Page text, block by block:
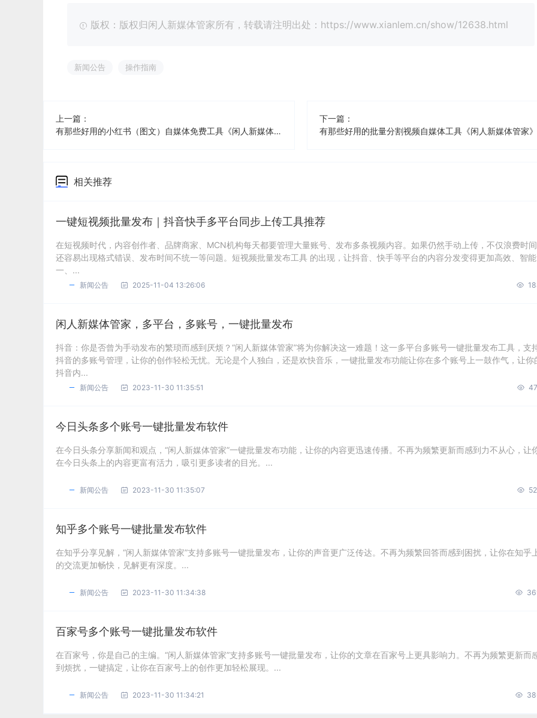
版权：版权归闲人新媒体管家所有，转载请注明出处：https://www.xianlem.cn/show/12638.html
新闻公告 操作指南
上一篇：
有那些好用的小红书（图文）自媒体免费工具《闲人新媒体管家》
下一篇：
有那些好用的批量分割视频自媒体工具《闲人新媒体管家》
相关推荐
一键短视频批量发布｜抖音快手多平台同步上传工具推荐
在短视频时代，内容创作者、品牌商家、MCN机构每天都要管理大量账号、发布多条视频内容。如果仍然手动上传，不仅浪费时
还容易出现格式错误、发布时间不统一等问题。短视频批量发布工具 的出现，让抖音、快手等平台的内容分发变得更加高效、智
一、...
新闻公告 2025-11-04 13:26:06
闲人新媒体管家，多平台，多账号，一键批量发布
抖音：你是否曾为手动发布的繁琐而感到厌烦？“闲人新媒体管家”将为你解决这一难题！这一多平台多账号一键批量发布工具，支
抖音的多账号管理，让你的创作轻松无忧。无论是个人独白，还是欢快音乐，一键批量发布功能让你在多个账号上一鼓作气，让你
抖音内...
新闻公告 2023-11-30 11:35:51
今日头条多个账号一键批量发布软件
在今日头条分享新闻和观点，“闲人新媒体管家”一键批量发布功能，让你的内容更迅速传播。不再为频繁更新而感到力不从心，让
在今日头条上的内容更富有活力，吸引更多读者的目光。...
新闻公告 2023-11-30 11:35:07
知乎多个账号一键批量发布软件
在知乎分享见解，“闲人新媒体管家”支持多账号一键批量发布，让你的声音更广泛传达。不再为频繁回答而感到困扰，让你在知乎
的交流更加畅快，见解更有深度。...
新闻公告 2023-11-30 11:34:38
百家号多个账号一键批量发布软件
在百家号，你是自己的主编。“闲人新媒体管家”支持多账号一键批量发布，让你的文章在百家号上更具影响力。不再为频繁更新而
到烦扰，一键搞定，让你在百家号上的创作更加轻松展现。...
新闻公告 2023-11-30 11:34:21